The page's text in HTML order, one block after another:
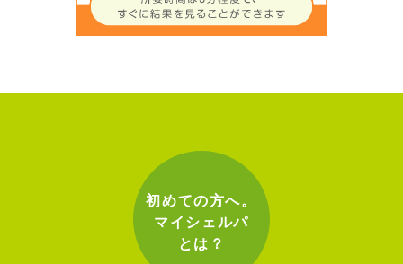
初めての方へ。
マイシェルパ
とは？